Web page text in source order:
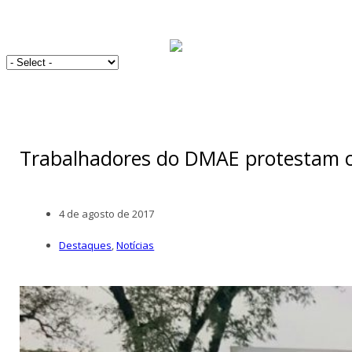
Trabalhadores do DMAE protestam
4 de agosto de 2017
Destaques,Notícias